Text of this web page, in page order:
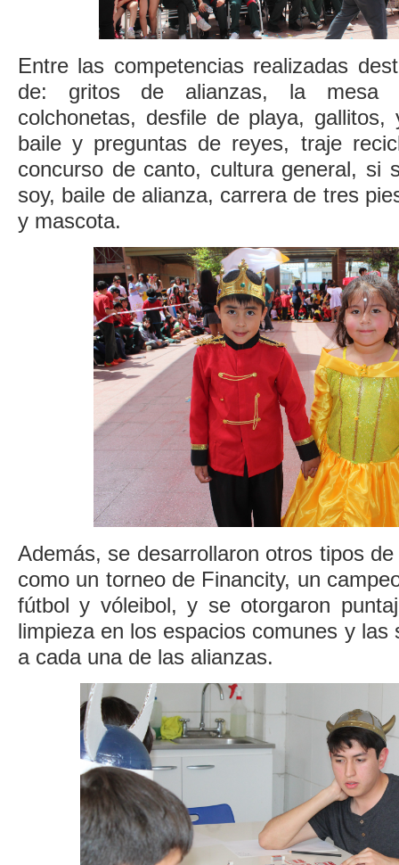
Entre las competencias realizadas
de: gritos de alianzas, la mesa
colchonetas, desfile de playa, gallitos,
baile y preguntas de reyes, traje
concurso de canto, cultura general, si
soy, baile de alianza, carrera de tres
y mascota.
Además, se desarrollaron otros tipos
como un torneo de Financity, un
fútbol y vóleibol, y se otorgaron
limpieza en los espacios comunes y las
a cada una de las alianzas.